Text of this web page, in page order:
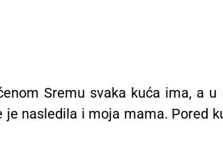
Sremu svaka kuća ima, a u
nasledila i moja mama. Pored